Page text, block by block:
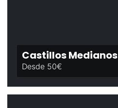
Castillos Medianos
Desde 50€